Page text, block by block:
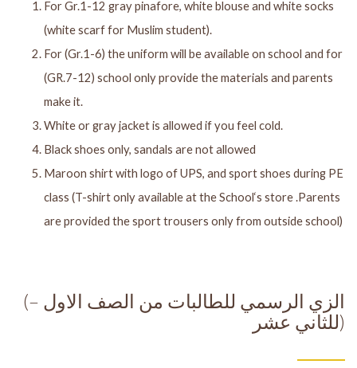
For Gr.1-12 gray pinafore, white blouse and white socks
(white scarf for Muslim student).
For (Gr.1-6) the uniform will be available on school and for
(GR.7-12) school only provide the materials and parents
make it.
White or gray jacket is allowed if you feel cold.
Black shoes only, sandals are not allowed
Maroon shirt with logo of UPS, and sport shoes during PE
class (T-shirt only available at the School‘s store .Parents
are provided thesport trousers only from outside school)
(الزي الرسمي للطالبات من الصف الاول –
للثاني عشر)